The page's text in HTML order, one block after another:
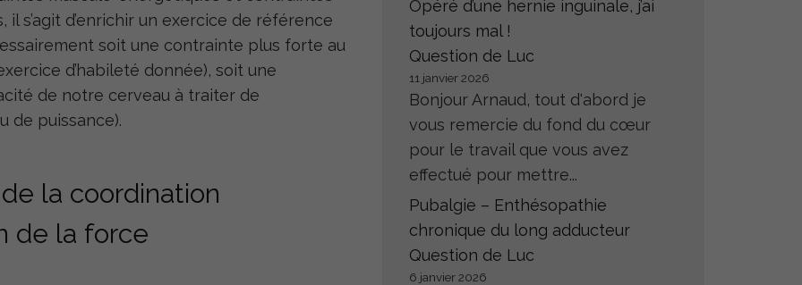
s’agit d’enrichir un exercice de référence
soit une contrainte plus forte au
d’habileté donnée), soit une
de notre cerveau à traiter de
de puissance).
la coordination
de la force
Opéré d’une hernie inguinale, j’ai
toujours mal !
Question de Luc
11 janvier 2026
Bonjour Arnaud, tout d'abord je
vous remercie du fond du cœur
pour le travail que vous avez
effectué pour mettre...
Pubalgie – Enthésopathie
chronique du long adducteur
Question de Luc
6 janvier 2026